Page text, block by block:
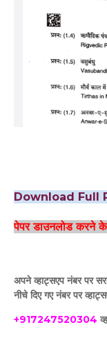
Download Full
पेपर डाउनलोड करने
अपने व्हाट्सएप नंबर पर
नीचे दिए गए नंबर पर
+917247520304